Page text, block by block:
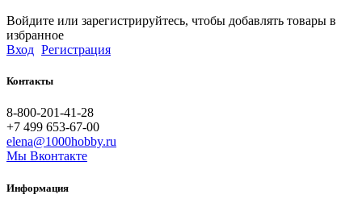
Войдите или зарегистрируйтесь, чтобы добавлять товары в
избранное
Вход Регистрация
Контакты
8-800-201-41-28
+7 499 653-67-00
elena@1000hobby.ru
Мы Вконтакте
Информация